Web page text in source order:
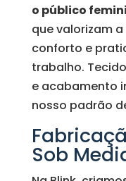
o público
que valorizam
conforto e
trabalho.
e acabamento
nosso padrão
Sob